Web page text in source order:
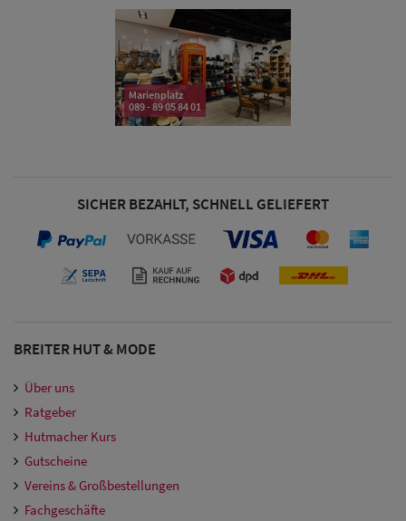
Snapback Caps
Damen Caps
Marienplatz
089 - 89 05 84 01
SICHER BEZAHLT, SCHNELL GELIEFERT
BREITER HUT & MODE
Über uns
Ratgeber
Hutmacher Kurs
Gutscheine
Vereins & Großbestellungen
Fachgeschäfte